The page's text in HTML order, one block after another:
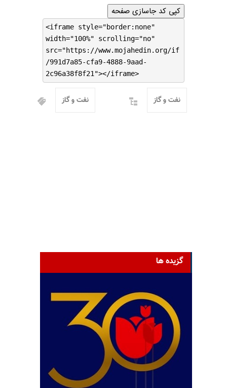
کپی کد جاسازی صفحه
<iframe style="border:none"
width="100%" scrolling="no"
src="https://www.mojahedin.org/if
/991d7a85-cfa9-4888-9aad-
2c96a38f8f21"></iframe>
نفت و گاز نفت و گاز
گزیده ها